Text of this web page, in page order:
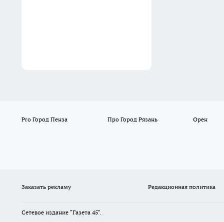
Pro Город Пенза Про Город Рязань Орен
Заказать рекламу Редакционная политика
Сетевое издание "Газета 45".